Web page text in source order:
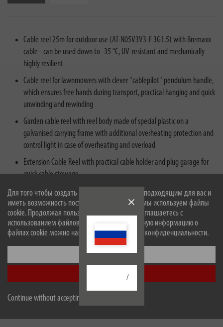
Для того чтобы создать наш сайт оптимально подходящим для вас и
иметь возможность постоянно его улучшать, мы используем файлы
cookie. Продолжая пользоваться сайтом, вы соглашаетесь с
использованием файлов cookie. Более подробную информацию о
файлах cookie можно найти в нашей политике конфиденциальности.
Настроить
Принять все
Continue without accepting
/
Cable reel 25m for outdoor use (AT-N05V3V3-F 3G1.5) with Bremaxx
cable - can be used down to -35 °C, UV-resistant and mechanically
highly resilient
Cable reel for lawnmowers with clever "cablepilot" pendulum handle,
which ensures free hands during transport, practical hanging and quick
unwinding and rewinding
Garden cable reel with reel body made of special plastic on a
galvanised carrying frame with additional overheating protection and
control light in case of overheating and overload
Extension Cable Reel with practical cable holder and plug garage for
quick cable stowage
With the Bretec rotary contact system, the Cable Reel rotates without
the insert rotating with it - This allows the cable to be unwound even
when the plug is connected at the feed point without the mains plug
connection twisting